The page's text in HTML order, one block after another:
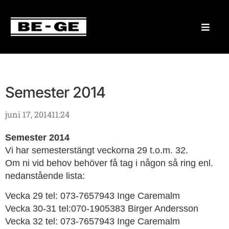
Semester 2014
juni 17, 201411:24
Semester 2014
Vi har semesterstängt veckorna 29 t.o.m. 32.
Om ni vid behov behöver få tag i någon så ring enl.
nedanstående lista:
Vecka 29 tel: 073-7657943 Inge Caremalm
Vecka 30-31 tel:070-1905383 Birger Andersson
Vecka 32 tel: 073-7657943 Inge Caremalm